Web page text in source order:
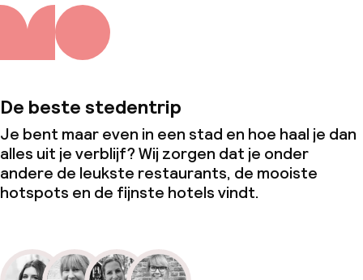
De beste stedentrip
Je bent maar even in een stad en hoe haal je dan
alles uit je verblijf? Wij zorgen dat je onder
andere de leukste restaurants, de mooiste
hotspots en de fijnste hotels vindt.